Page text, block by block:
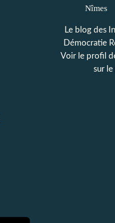
Le blog des
Démocratie
Voir le profil
sur